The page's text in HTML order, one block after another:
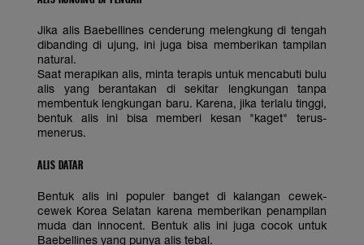
Jika alis Baebellines cenderung melengkung di tengah
dibanding di ujung, ini juga bisa memberikan tampilan
natural.
Saat merapikan alis, minta terapis untuk mencabuti bulu
alis yang berantakan di sekitar lengkungan tanpa
membentuk lengkungan baru. Karena, jika terlalu tinggi,
bentuk alis ini bisa memberi kesan "kaget" terus-
menerus.
ALIS DATAR
Bentuk alis ini populer banget di kalangan cewek-
cewek Korea Selatan karena memberikan penampilan
muda dan innocent. Bentuk alis ini juga cocok untuk
Baebellines yang punya alis tebal.